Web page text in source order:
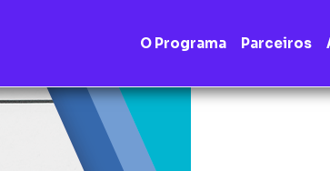
O Programa Parceiros